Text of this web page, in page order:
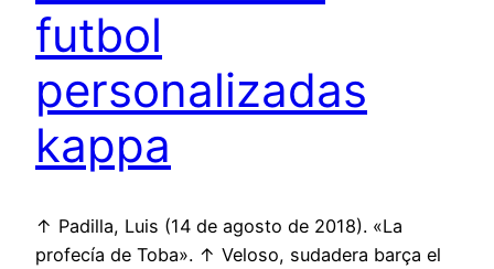
futbol
personalizadas
kappa
↑ Padilla, Luis (14 de agosto de 2018). «La
profecía de Toba». ↑ Veloso, sudadera barça el